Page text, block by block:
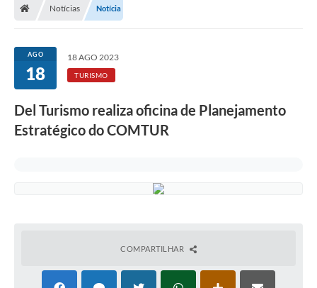
LICITAÇÕES E CONTRATOS
Secretarias
Leis e Decretos
Cultura
Nossa Cidade
Galeria de Fotos
Notícias Notícia
AGO
18
18 AGO 2023
TURISMO
Del Turismo realiza oficina de Planejamento
Estratégico do COMTUR
COMPARTILHAR